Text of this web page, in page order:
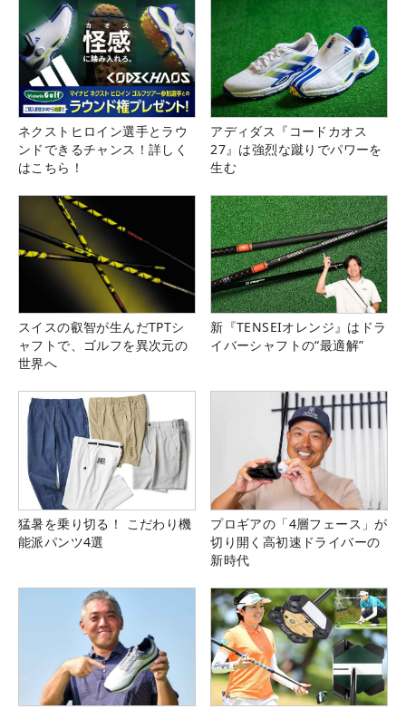
ネクストヒロイン選手とラウ
ンドできるチャンス！詳しく
はこちら！
アディダス『コードカオス
27』は強烈な蹴りでパワーを
生む
スイスの叡智が生んだTPTシ
ャフトで、ゴルフを異次元の
世界へ
新『TENSEIオレンジ』はドラ
イバーシャフトの“最適解”
猛暑を乗り切る！ こだわり機
能派パンツ4選
プロギアの「4層フェース」が
切り開く高初速ドライバーの
新時代